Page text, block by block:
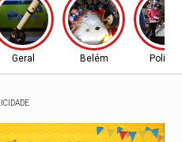
Geral Belém Política